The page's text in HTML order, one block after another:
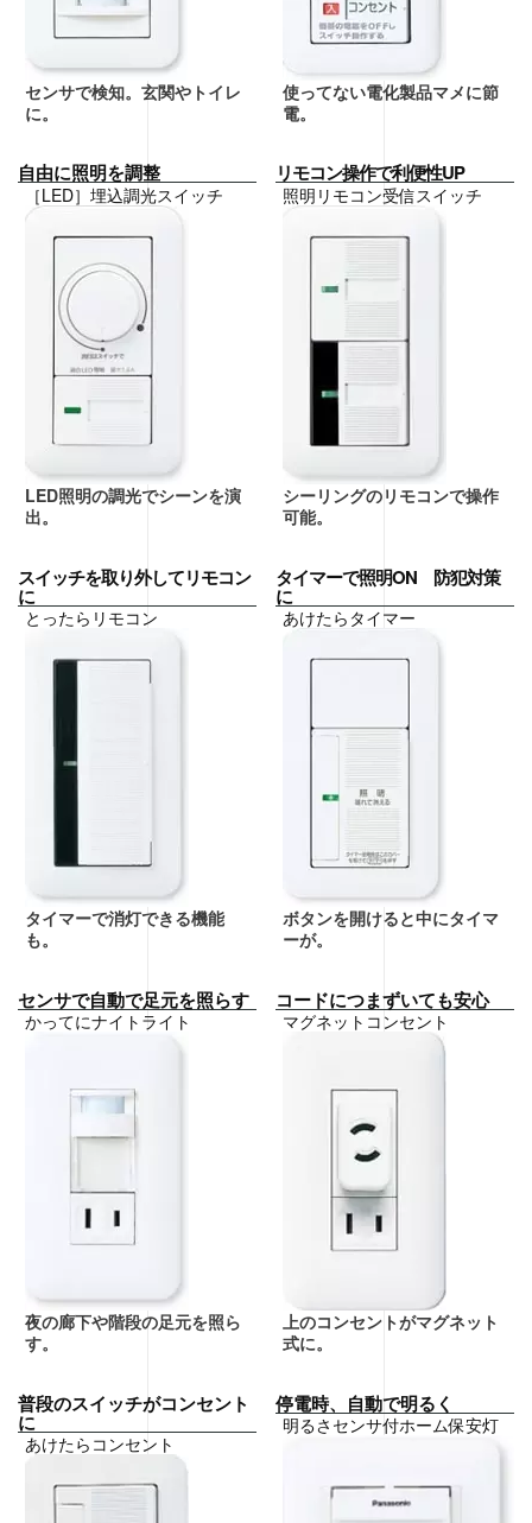
センサで検知。玄関やトイレ
に。
使ってない電化製品マメに節
電。
自由に照明を調整
［LED］埋込調光スイッチ
LED照明の調光でシーンを演
出。
リモコン操作で利便性UP
照明リモコン受信スイッチ
シーリングのリモコンで操作
可能。
スイッチを取り外してリモコン
に
とったらリモコン
タイマーで消灯できる機能
も。
タイマーで照明ON 防犯対策
に
あけたらタイマー
ボタンを開けると中にタイマ
ーが。
センサで自動で足元を照らす
かってにナイトライト
夜の廊下や階段の足元を照ら
す。
コードにつまずいても安心
マグネットコンセント
上のコンセントがマグネット
式に。
普段のスイッチがコンセント
に
あけたらコンセント
停電時、自動で明るく
明るさセンサ付ホーム保安灯